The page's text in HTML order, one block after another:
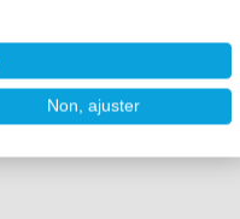
Non, ajuster